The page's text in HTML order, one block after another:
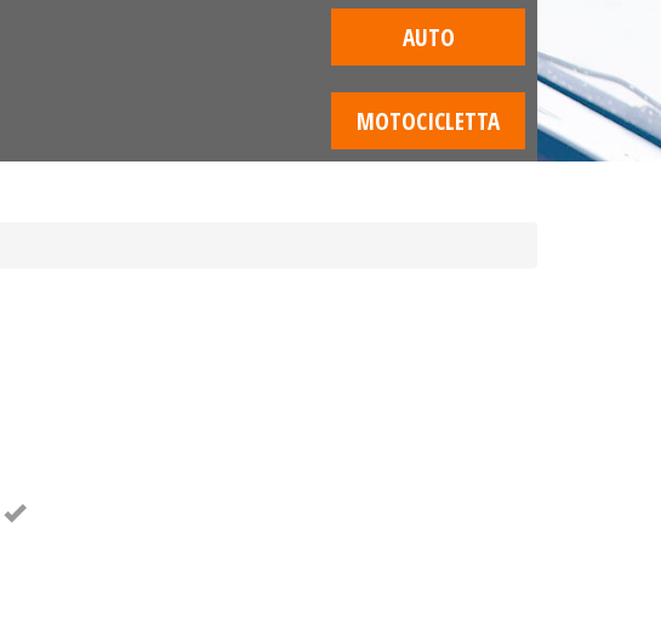
AUTO
MOTOCICLETTA